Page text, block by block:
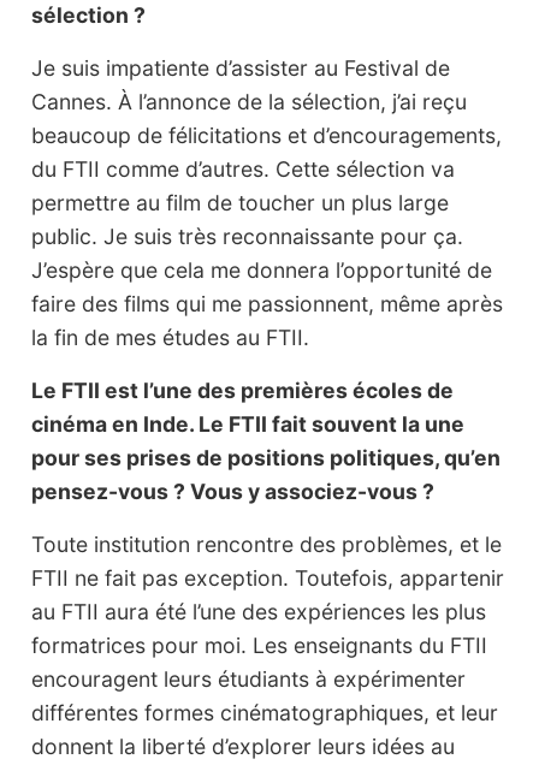
sélection ?
Je suis impatiente d’assister au Festival de
Cannes. À l’annonce de la sélection, j’ai reçu
beaucoup de félicitations et d’encouragements,
du FTII comme d’autres. Cette sélection va
permettre au film de toucher un plus large
public. Je suis très reconnaissante pour ça.
J’espère que cela me donnera l’opportunité de
faire des films qui me passionnent, même après
la fin de mes études au FTII.
Le FTII est l’une des premières écoles de
cinéma en Inde. Le FTII fait souvent la une
pour ses prises de positions politiques, qu’en
pensez-vous ? Vous y associez-vous ?
Toute institution rencontre des problèmes, et le
FTII ne fait pas exception. Toutefois, appartenir
au FTII aura été l’une des expériences les plus
formatrices pour moi. Les enseignants du FTII
encouragent leurs étudiants à expérimenter
différentes formes cinématographiques, et leur
donnent la liberté d’explorer leurs idées au